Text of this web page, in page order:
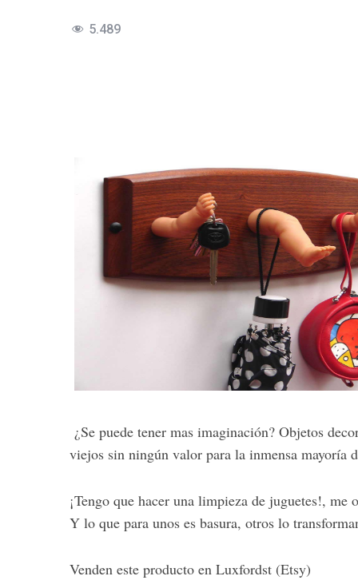
5.489
¿Se puede tener mas imaginación? Objetos
viejos sin ningún valor para la inmensa mayoría
¡Tengo que hacer una limpieza de juguetes!,
Y lo que para unos es basura, otros lo
Venden este producto en Luxfordst (Etsy)
S
e
c
h
o